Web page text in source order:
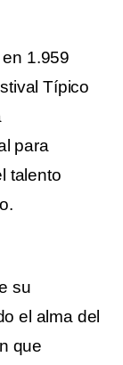
1.959
Típico
para
talento
su
el alma del
que